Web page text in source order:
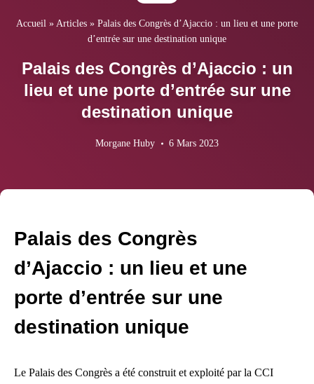
Accueil » Articles » Palais des Congrès d’Ajaccio : un lieu et une porte
d’entrée sur une destination unique
Palais des Congrès d’Ajaccio : un
lieu et une porte d’entrée sur une
destination unique
Morgane Huby 6 Mars 2023
Palais des Congrès
d’Ajaccio : un lieu et une
porte d’entrée sur une
destination unique
Le Palais des Congrès a été construit et exploité par la CCI